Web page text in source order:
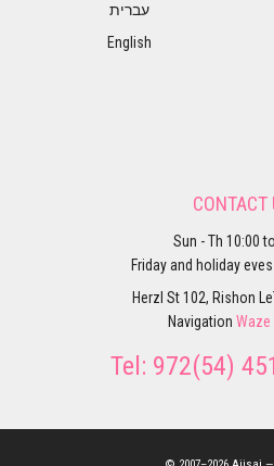
עברית
English
CONTACT
Sun - Th 10:00
Friday and holiday
Herzl St 102, Rishon
Navigation Waze
Tel: 972(54)